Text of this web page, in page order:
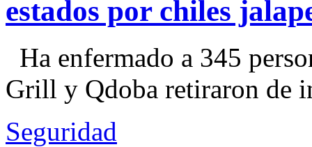
estados por chiles
Ha enfermado a 345
Grill y Qdoba retiraron de
Seguridad